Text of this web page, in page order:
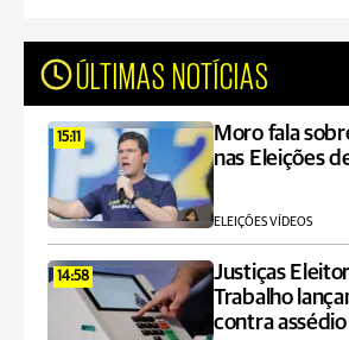
ÚLTIMAS NOTÍCIAS
15:11
Moro fala
nas Eleições
ELEIÇÕES VÍDEOS
14:58
Justiças
Trabalho
contra assédio